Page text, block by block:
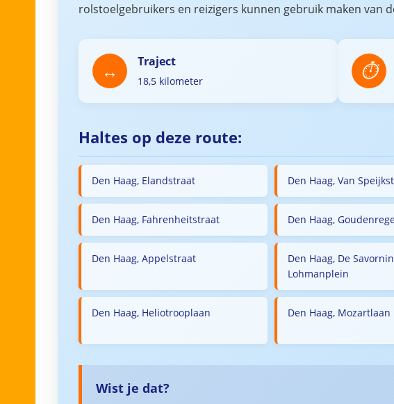
rolstoelgebruikers en reizigers kunnen gebruik maken van
Traject
18,5 kilometer
Haltes op deze route:
Den Haag, Elandstraat Den Haag, Van
Den Haag, Fahrenheitstraat Den Haag,
Den Haag, Appelstraat
Den Haag, De Savornin
Lohmanplein
Den Haag, Heliotrooplaan Den Haag, Mozartlaan
Wist je dat?